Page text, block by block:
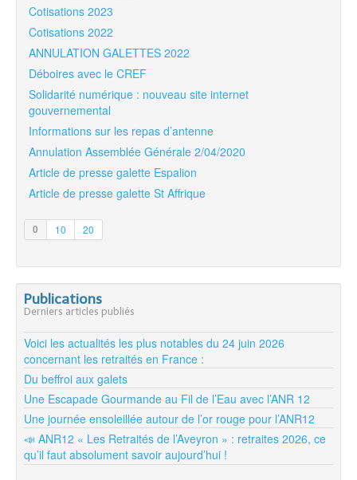
Cotisations 2023
Cotisations 2022
ANNULATION GALETTES 2022
Déboires avec le CREF
Solidarité numérique : nouveau site internet
gouvernemental
Informations sur les repas d’antenne
Annulation Assemblée Générale 2/04/2020
Article de presse galette Espalion
Article de presse galette St Affrique
0 10 20
Publications
Derniers articles publiés
Voici les actualités les plus notables du 24 juin 2026
concernant les retraités en France :
Du beffroi aux galets
Une Escapade Gourmande au Fil de l’Eau avec l’ANR 12
Une journée ensoleillée autour de l’or rouge pour l’ANR12
📣 ANR12 « Les Retraités de l’Aveyron » : retraites 2026, ce
qu’il faut absolument savoir aujourd’hui !